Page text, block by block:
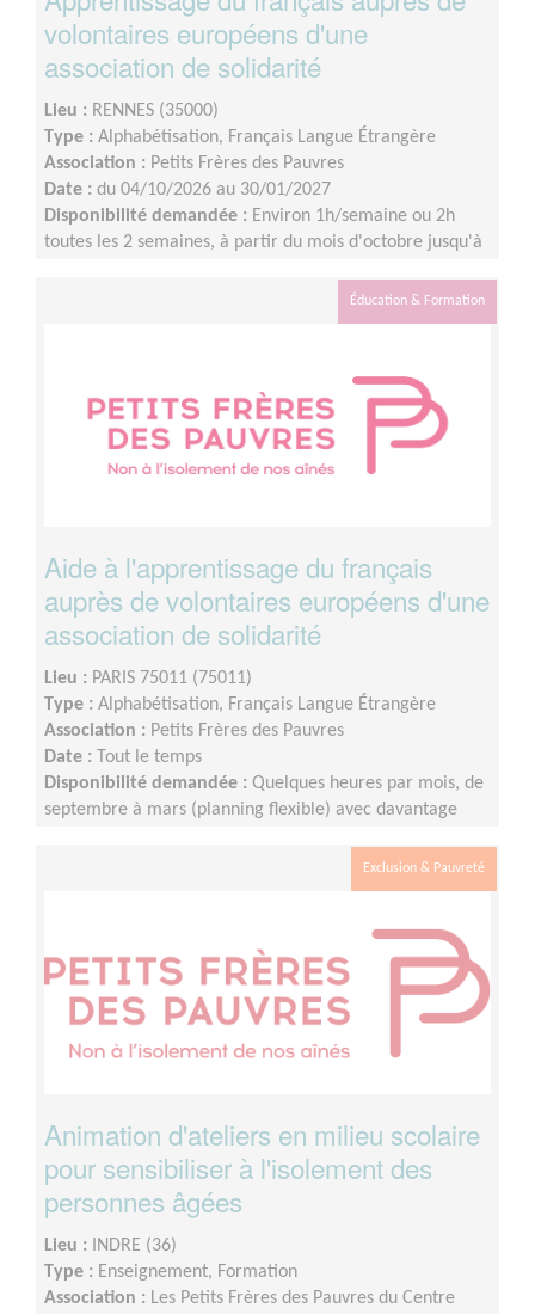
volontaires européens d'une
association de solidarité
Lieu : RENNES (35000)
Type : Alphabétisation, Français Langue Étrangère
Association : Petits Frères des Pauvres
Date : du 04/10/2026 au 30/01/2027
Disponibilité demandée : Environ 1h/semaine ou 2h
toutes les 2 semaines, à partir du mois d'octobre jusqu'à
Éducation & Formation
Aide à l'apprentissage du français
auprès de volontaires européens d'une
association de solidarité
Lieu : PARIS 75011 (75011)
Type : Alphabétisation, Français Langue Étrangère
Association : Petits Frères des Pauvres
Date : Tout le temps
Disponibilité demandée : Quelques heures par mois, de
septembre à mars (planning flexible) avec davantage
Exclusion & Pauvreté
Animation d'ateliers en milieu scolaire
pour sensibiliser à l'isolement des
personnes âgées
Lieu : INDRE (36)
Type : Enseignement, Formation
Association : Les Petits Frères des Pauvres du Centre